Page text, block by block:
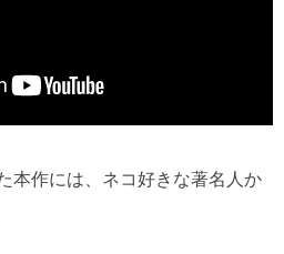
本作には、ネコ好きな著名人か